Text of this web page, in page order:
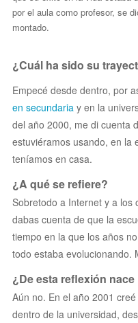
por el aula como profesor, se
montado.
¿Cuál ha sido su
Empecé desde dentro, por
en secundaria y en la
del año 2000, me di cuenta
estuviéramos usando, en la
teníamos en casa.
¿A qué se refiere?
Sobretodo a Internet y a los
dabas cuenta de que la
tiempo en la que los años
todo estaba evolucionando.
¿De esta reflexión
Aún no. En el año 2001
dentro de la universidad,